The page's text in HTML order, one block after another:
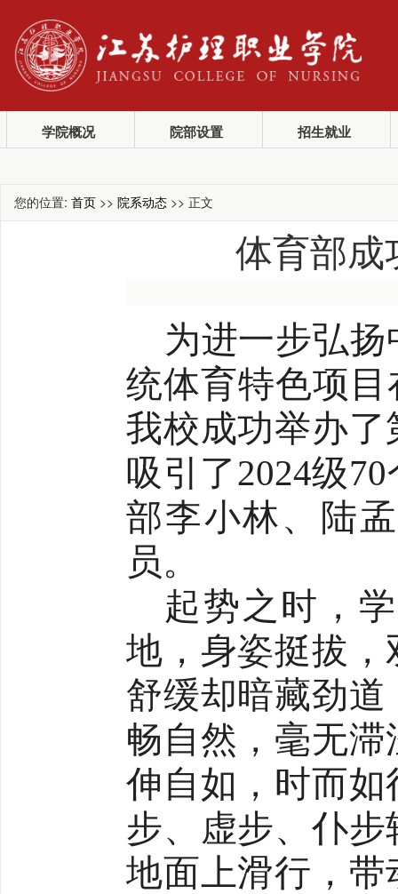
学院概况 院部设置 招生就业
您的位置: 首页 >> 院系动态 >> 正文
体育部
为进一步弘
统体育特色项
我校成功举办
吸引了2024级
部李小林、陆
员。
起势之时，
地，身姿挺拔
舒缓却暗藏劲
畅自然，毫无
伸自如，时而
步、虚步、仆
地面上滑行，